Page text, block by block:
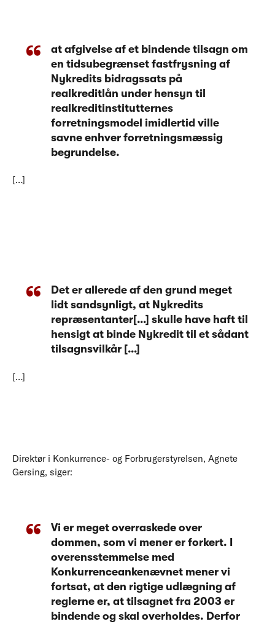
at afgivelse af et bindende tilsagn om
en tidsubegrænset fastfrysning af
Nykredits bidragssats på
realkreditlån under hensyn til
realkreditinstitutternes
forretningsmodel imidlertid ville
savne enhver forretningsmæssig
begrundelse.
[…]
Det er allerede af den grund meget
lidt sandsynligt, at Nykredits
repræsentanter[…] skulle have haft til
hensigt at binde Nykredit til et sådant
tilsagnsvilkår […]
[…]
Direktør i Konkurrence- og Forbrugerstyrelsen, Agnete
Gersing, siger:
Vi er meget overraskede over
dommen, som vi mener er forkert. I
overensstemmelse med
Konkurrenceankenævnet mener vi
fortsat, at den rigtige udlægning af
reglerne er, at tilsagnet fra 2003 er
bindende og skal overholdes. Derfor